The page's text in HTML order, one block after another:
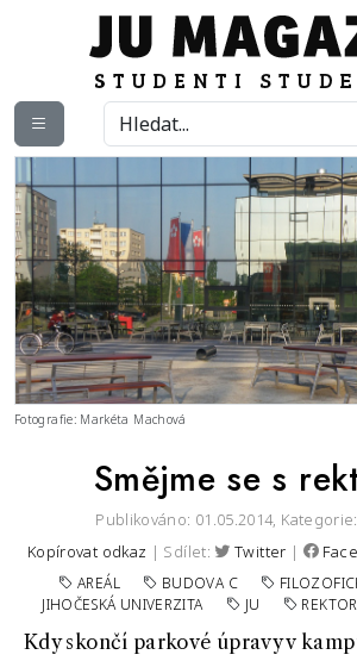
Fotografie: Markéta Machová
Smějme se s
Publikováno: 01.05.2014, Kategorie:
Kopírovat odkaz | Sdílet: Twitter |
AREÁL BUDOVA C
JIHOČESKÁ UNIVERZITA
JU REKTOR
Kdy skončí parkové úpravy v